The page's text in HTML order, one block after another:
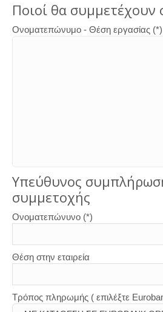
Ποιοί θα συμμετέχουν
Ονοματεπώνυμο - Θέση εργασίας (*)
Υπεύθυνος
συμμετοχής
Ονοματεπώνυνο (*)
Θέση στην εταιρεία
Τρόπος πληρωμής ( επιλέξτε